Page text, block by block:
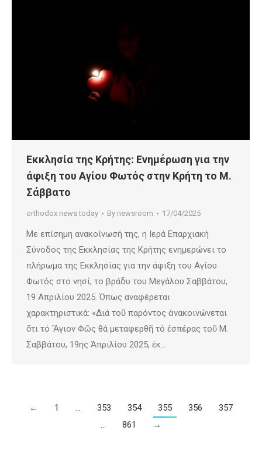
Εκκλησία της Κρήτης: Ενημέρωση για την
άφιξη του Αγίου Φωτός στην Κρήτη το Μ.
Σάββατο
orthodox news today By newsroom 17/04/2025
Με επίσημη ανακοίνωσή της, η Ιερά Επαρχιακή
Σύνοδος της Εκκλησίας της Κρήτης ενημερώνει το
πλήρωμα της Εκκλησίας για την άφιξη του Αγίου
Φωτός στο νησί, το βράδυ του Μεγάλου Σαββάτου,
19 Απριλίου 2025. Όπως αναφέρεται
χαρακτηριστικά: «Διά τοῦ παρόντος ἀνακοινώνεται
ὅτι τό Ἅγιον Φῶς θά μεταφερθῆ τό ἑσπέρας τοῦ Μ.
Σαββάτου, 19ης Ἀπριλίου 2025, ἐκ…
← 1 … 353 354 355 356
357
…
861 →